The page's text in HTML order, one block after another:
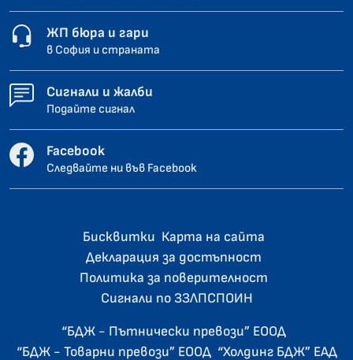
ЖП бюра и гари
в София и страната
Сигнали и жалби
Подайте сигнал
Facebook
Следвайте ни във Facebook
Бисквитки Карта на сайта
Декларация за достъпност
Политика за поверителност
Сигнали по ЗЗЛПСПОИН
“БДЖ - Пътнически превози” ЕООД
“БДЖ - Товарни превози” ЕООД “Холдинг БДЖ” ЕАД